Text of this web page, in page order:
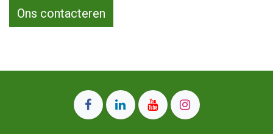
Ons contacteren